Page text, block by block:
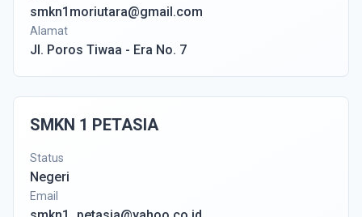
smkn1moriutara@gmail.com
Alamat
Jl. Poros Tiwaa - Era No. 7
SMKN 1 PETASIA
Status
Negeri
Email